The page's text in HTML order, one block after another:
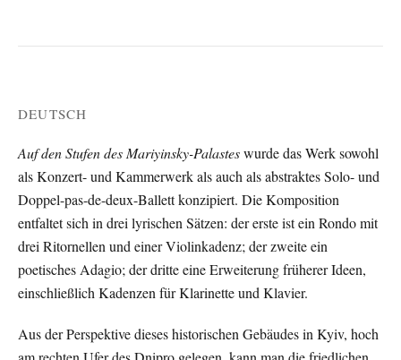
DEUTSCH
Auf den Stufen des Mariyinsky-Palasteswurde das Werk sowohl
als Konzert- und Kammerwerk als auch als abstraktes Solo- und
Doppel-pas-de-deux-Ballett konzipiert. Die Komposition
entfaltet sich in drei lyrischen Sätzen: der erste ist ein Rondo mit
drei Ritornellen und einer Violinkadenz; der zweite ein
poetisches Adagio; der dritte eine Erweiterung früherer Ideen,
einschließlich Kadenzen für Klarinette und Klavier.
Aus der Perspektive dieses historischen Gebäudes in Kyiv, hoch